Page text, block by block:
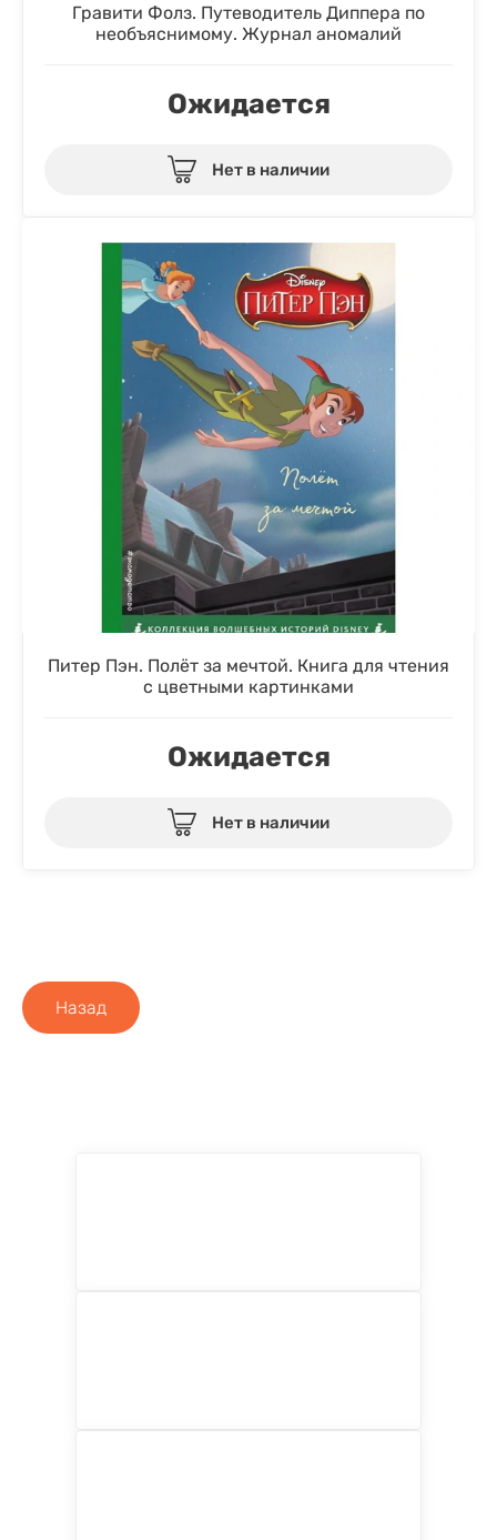
Гравити Фолз. Путеводитель Диппера по
необъяснимому. Журнал аномалий
Ожидается
Нет в наличии
Питер Пэн. Полёт за мечтой. Книга для чтения
с цветными картинками
Ожидается
Нет в наличии
Назад